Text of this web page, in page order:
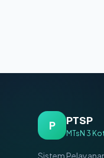
P PTSP
MTsN 3
Sistem